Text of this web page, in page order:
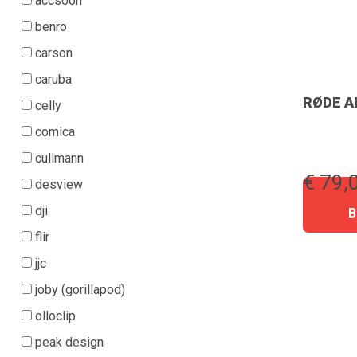
benro
carson
caruba
celly
comica
cullmann
desview
dji
flir
jjc
joby (gorillapod)
olloclip
peak design
RØDE
€